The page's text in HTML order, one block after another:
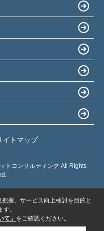
イトマップ
トコンサルティング All Rights
握、サービス向上検討を目的と
。
て」 をご確認ください。